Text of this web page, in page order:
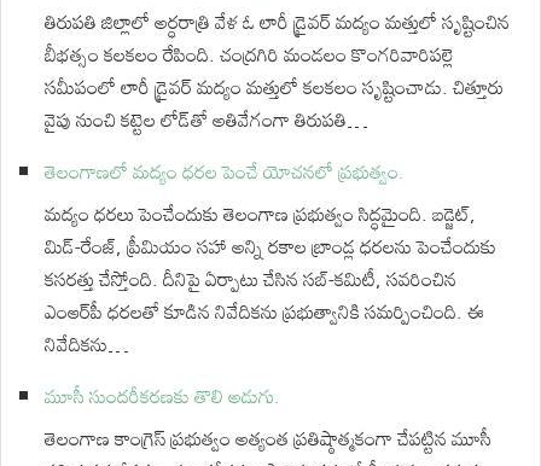
తిరుపతి జిల్లాలో అర్ధరాత్రి వేళ ఓ లారీ డ్రైవర్ మద్యం మత్తులో సృష్టించిన
బీభత్సం కలకలం రేపింది. చంద్రగిరి మండలం కొంగరివారిపల్లె
సమీపంలో లారీ డ్రైవర్ మద్యం మత్తులో కలకలం సృష్టించాడు. చిత్తూరు
వైపు నుంచి కట్టెల లోడ్‌తో అతివేగంగా తిరుపతి…
తెలంగాణలో మద్యం ధరల పెంచే యోచనలో ప్రభుత్వం.
మద్యం ధరలు పెంచేందుకు తెలంగాణ ప్రభుత్వం సిద్ధమైంది. బడ్జెట్,
మిడ్-రేంజ్, ప్రీమియం సహా అన్ని రకాల బ్రాండ్ల ధరలను పెంచేందుకు
కసరత్తు చేస్తోంది. దీనిపై ఏర్పాటు చేసిన సబ్-కమిటీ, సవరించిన
ఎంఆర్‌పీ ధరలతో కూడిన నివేదికను ప్రభుత్వానికి సమర్పించింది. ఈ
నివేదికను…
మూసీ సుందరీకరణకు తొలి అడుగు.
తెలంగాణ కాంగ్రెస్ ప్రభుత్వం అత్యంత ప్రతిష్ఠాత్మకంగా చేపట్టిన మూసీ